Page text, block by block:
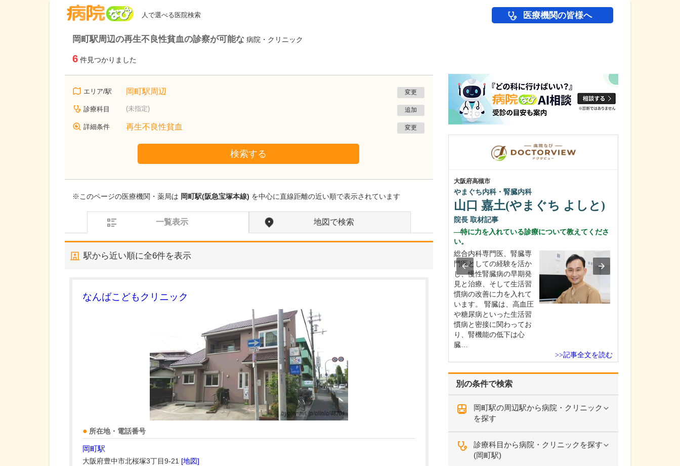
人で選べる医院検索 医療機関の皆様へ
岡町駅周辺の再生不良性貧血の診察が可能な 病院・クリニック
6 件見つかりました
エリア/駅 岡町駅周辺 変更
診療科目 (未指定) 追加
詳細条件 再生不良性貧血 変更
検索する
※このページの医療機関・薬局は 岡町駅(阪急宝塚本線) を中心に直線距離の近い順で表示されています
一覧表示 地図で検索
駅から近い順に全6件を表示
なんばこどもクリニック
所在地・電話番号
岡町駅
大阪府豊中市北桜塚3丁目9-21 [地図]
別の条件で検索
岡町駅の周辺駅から病院・クリニック
を探す
診療科目から病院・クリニックを探す
(岡町駅)
大阪府大阪市浪速区
大阪なんばJUN耳鼻咽喉科
鼻の日帰り手術について詳しく教えてくださ
当院では「鼻づまりを改
症は左右の鼻腔を隔てて
いる鼻中隔が強く湾曲す
る…
大阪府高槻市
やまぐち内科・腎臓内科
山口 嘉土(やまぐち よしと)
院長 取材記事
特に力を入れている診療について教えてくださ
い。
総合内科専門医、腎臓専
門医としての経験を活か
し、慢性腎臓病の早期発
見と治療、そして生活習
慣病の改善に力を入れて
います。 腎臓は、高血圧
や糖尿病といった生活習
慣病と密接に関わってお
り、腎機能の低下は心
臓…
>>記事全文を読む